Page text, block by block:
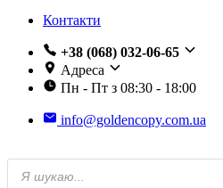
Контакти
+38 (068) 032-06-65
Адреса
Пн - Пт з 08:30 - 18:00
info@goldencopy.com.ua
Пошук
товарів